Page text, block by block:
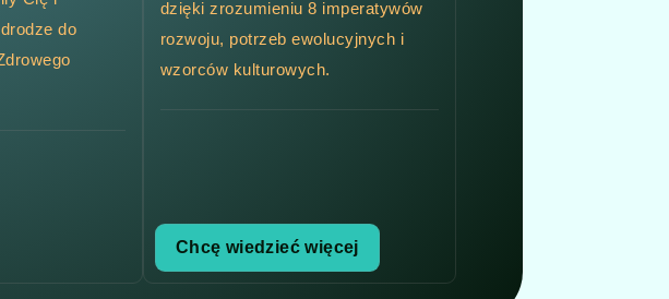
do
dzięki zrozumieniu 8 imperatywów
rozwoju, potrzeb ewolucyjnych i
wzorców kulturowych.
Chcę wiedzieć więcej